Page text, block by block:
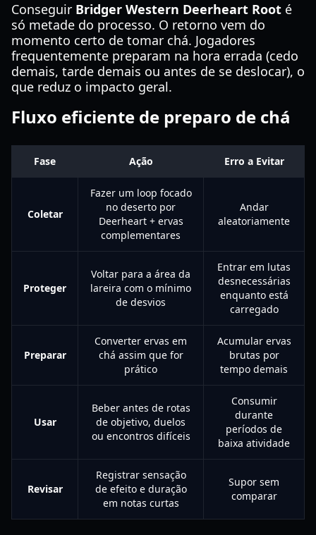
Conseguir Bridger Western Deerheart Root é
só metade do processo. O retorno vem do
momento certo de tomar chá. Jogadores
frequentemente preparam na hora errada (cedo
demais, tarde demais ou antes de se deslocar), o
que reduz o impacto geral.
Fluxo eficiente de preparo de chá
Fase Ação Erro a Evitar
Coletar
Fazer um loop focado
no deserto por
Deerheart + ervas
complementares
Andar
aleatoriamente
Proteger
Voltar para a área da
lareira com o mínimo
de desvios
Entrar em lutas
desnecessárias
enquanto está
carregado
Preparar
Converter ervas em
chá assim que for
prático
Acumular ervas
brutas por
tempo demais
Usar
Beber antes de rotas
de objetivo, duelos
ou encontros difíceis
Consumir
durante
períodos de
baixa atividade
Revisar
Registrar sensação
de efeito e duração
em notas curtas
Supor sem
comparar